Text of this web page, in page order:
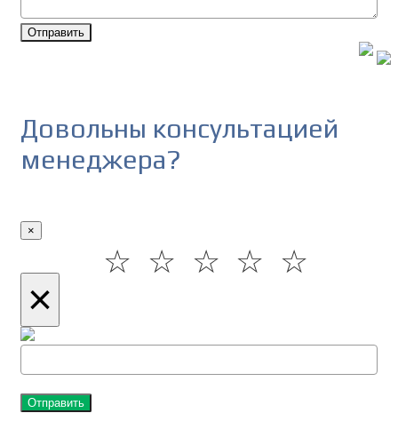
Отправить
Довольны консультацией
менеджера?
×
☆
☆
☆
☆
☆
×
Отправить